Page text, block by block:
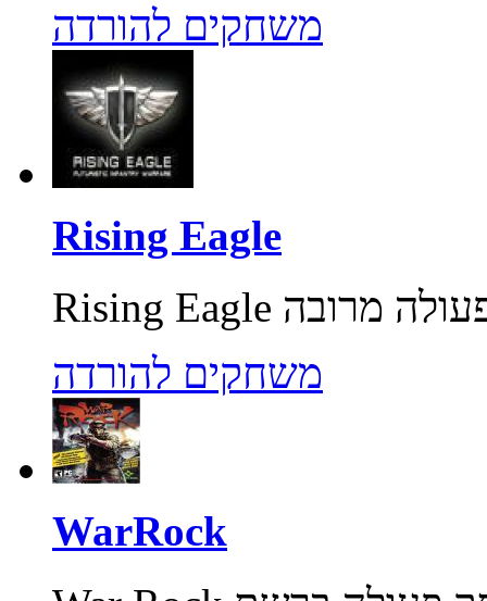
משחקים להורדה
Rising Eagle
משחקים להורדה
WarRock